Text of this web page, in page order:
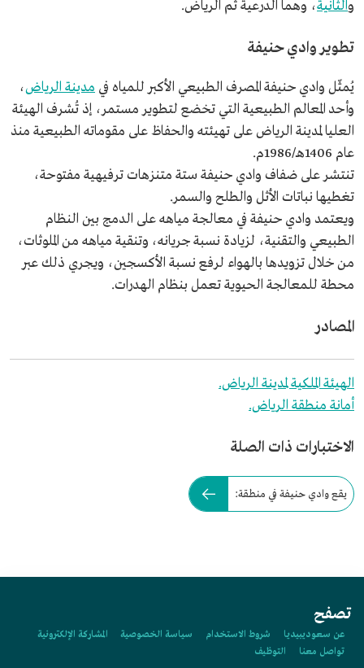
والثانية، وهما الدرعية ثم الرياض.
تطوير وادي حنيفة
يُمثّل وادي حنيفة المصرف الطبيعي الأكبر للمياه في مدينة الرياض،
وأحد المعالم الطبيعية التي تخضع لتطوير مستمر، إذ تُشرف الهيئة
العليا لمدينة الرياض على تهيئته والحفاظ على مقوماته الطبيعية منذ
عام 1406هـ/1986م.
تنتشر على ضفاف وادي حنيفة ستة متنزهات ترفيهية مفتوحة،
تغطيها نباتات الأثل والطلح والسمر.
ويعتمد وادي حنيفة في معالجة مياهه على الدمج بين النظام
الطبيعي والتقنية، لزيادة نسبة جريانه، وتنقية مياهه من الملوثات،
من خلال تزويدها بالهواء لرفع نسبة الأكسجين، ويجري ذلك عبر
محطة للمعالجة الحيوية تعمل بنظام الهدرات.
المصادر
الهيئة الملكية لمدينة الرياض.
أمانة منطقة الرياض.
الاختبارات ذات الصلة
يقع وادي حنيفة في منطقة:
تصفح
عن سعوديبيديا شروط الاستخدام سياسة الخصوصية
المشاركة الإلكترونية
تواصل معنا
التوظيف